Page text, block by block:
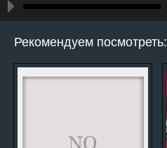
Рекомендуем посмотреть: